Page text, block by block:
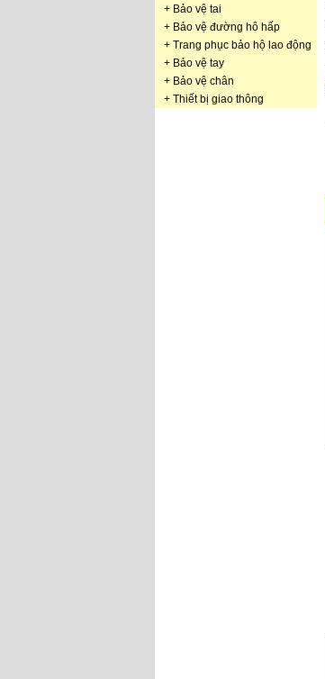
+ Bảo vệ tai
+ Bảo vệ đường hô hấp
+ Trang phục bảo hộ lao động
+ Bảo vệ tay
+ Bảo vệ chân
+ Thiết bị giao thông